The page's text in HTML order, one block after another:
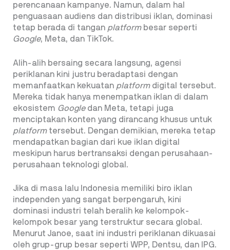
perencanaan kampanye. Namun, dalam hal
penguasaan audiens dan distribusi iklan, dominasi
tetap berada di tangan platform besar seperti
Google, Meta, dan TikTok.
Alih-alih bersaing secara langsung, agensi
periklanan kini justru beradaptasi dengan
memanfaatkan kekuatan platform digital tersebut.
Mereka tidak hanya menempatkan iklan di dalam
ekosistem Google dan Meta, tetapi juga
menciptakan konten yang dirancang khusus untuk
platform tersebut. Dengan demikian, mereka tetap
mendapatkan bagian dari kue iklan digital
meskipun harus bertransaksi dengan perusahaan-
perusahaan teknologi global.
Jika di masa lalu Indonesia memiliki biro iklan
independen yang sangat berpengaruh, kini
dominasi industri telah beralih ke kelompok-
kelompok besar yang terstruktur secara global.
Menurut Janoe, saat ini industri periklanan dikuasai
oleh grup-grup besar seperti WPP, Dentsu, dan IPG.